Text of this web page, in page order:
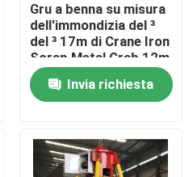
Gru a benna su misura
dell'immondizia del ³
del ³ 17m di Crane Iron
Scrap Metal Grab 12m
di colore
Invia richiesta